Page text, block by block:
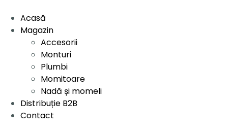
Acasă
Magazin
Accesorii
Monturi
Plumbi
Momitoare
Nadă și momeli
Distribuție B2B
Contact